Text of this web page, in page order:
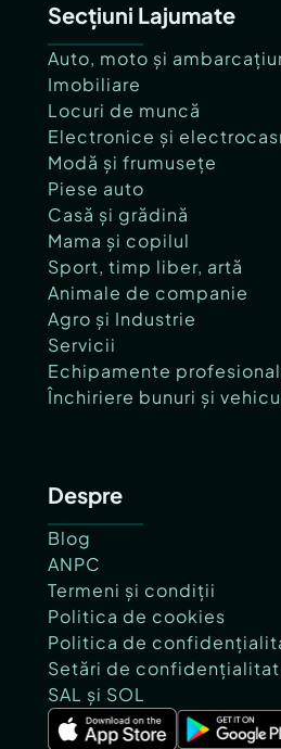
Secțiuni Lajumate
Auto, moto și
Imobiliare
Locuri de muncă
Electronice și
Modă și frumusețe
Piese auto
Casă și grădină
Mama și copilul
Sport, timp liber, artă
Animale de companie
Agro și Industrie
Servicii
Echipamente
Închiriere bunuri și
Despre
Blog
ANPC
Termeni și condiții
Politica de cookies
Politica de
Setări de
SAL și SOL